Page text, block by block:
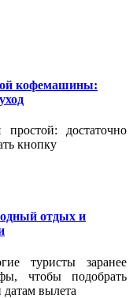
кофемашины:
достаточно
кнопку
отдых и
туристы заранее
чтобы подобрать
вылета